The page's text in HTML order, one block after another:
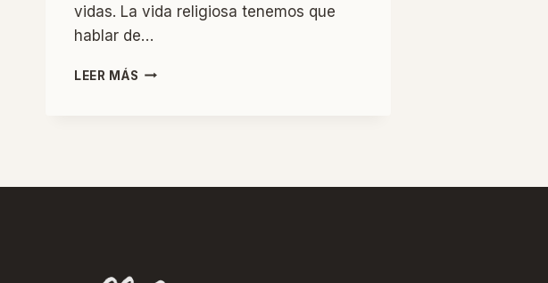
vidas. La vida religiosa tenemos que
hablar de…
LEER MÁS FUTURO